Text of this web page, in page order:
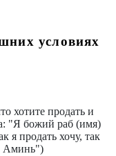
условиях
хотите продать и
"Я божий раб (имя)
я продать хочу, так
Аминь")